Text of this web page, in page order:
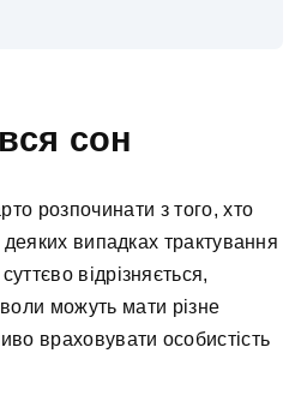
сон
розпочинати з того, хто
випадках трактування
відрізняється,
можуть мати різне
враховувати особистість